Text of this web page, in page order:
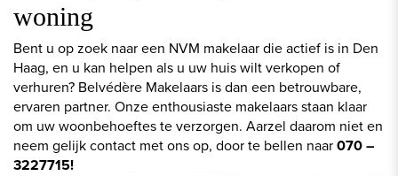
woning
Bent u op zoek naar een NVM makelaar die actief is in Den
Haag, en u kan helpen als u uw huis wilt verkopen of
verhuren? Belvédère Makelaars is dan een betrouwbare,
ervaren partner. Onze enthousiaste makelaars staan klaar
om uw woonbehoeftes te verzorgen. Aarzel daarom niet en
neem gelijk contact met ons op, door te bellen naar 070 –
3227715!